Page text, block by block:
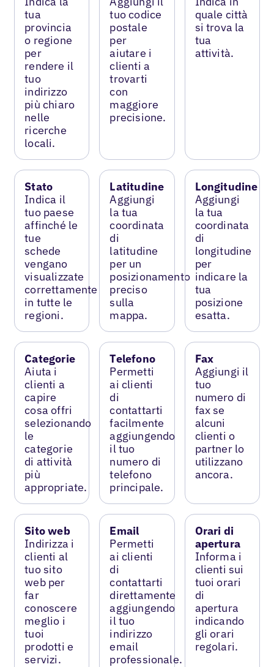
tua
provincia
o regione
per
rendere il
tuo
indirizzo
più chiaro
nelle
ricerche
locali.
tuo codice
postale
per
aiutare i
clienti a
trovarti
con
maggiore
precisione.
quale città
si trova la
tua
attività.
Stato
Indica il
tuo paese
affinché le
tue
schede
vengano
visualizzate
correttamente
in tutte le
regioni.
Latitudine
Aggiungi
la tua
coordinata
di
latitudine
per un
posizionamento
preciso
sulla
mappa.
Longitudine
Aggiungi
la tua
coordinata
di
longitudine
per
indicare la
tua
posizione
esatta.
Categorie
Aiuta i
clienti a
capire
cosa offri
selezionando
le
categorie
di attività
più
appropriate.
Telefono
Permetti
ai clienti
di
contattarti
facilmente
aggiungendo
il tuo
numero di
telefono
principale.
Fax
Aggiungi il
tuo
numero di
fax se
alcuni
clienti o
partner lo
utilizzano
ancora.
Sito web
Indirizza i
clienti al
tuo sito
web per
far
conoscere
meglio i
tuoi
prodotti e
servizi.
Email
Permetti
ai clienti
di
contattarti
direttamente
aggiungendo
il tuo
indirizzo
email
professionale.
Orari di
apertura
Informa i
clienti sui
tuoi orari
di
apertura
indicando
gli orari
regolari.